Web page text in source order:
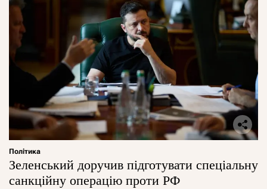
Політика
Зеленський доручив підготувати спеціальну
санкційну операцію проти РФ